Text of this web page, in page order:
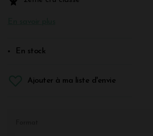
En stock
Ajouter à ma liste d'envie